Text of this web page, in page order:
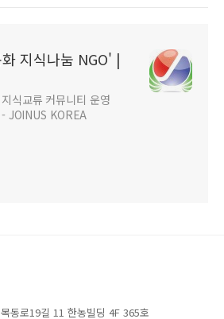
지식나눔 NGO' |
식교류 커뮤니티 운영
JOINUS KOREA
동로19길 11 한농빌딩 4F 365호